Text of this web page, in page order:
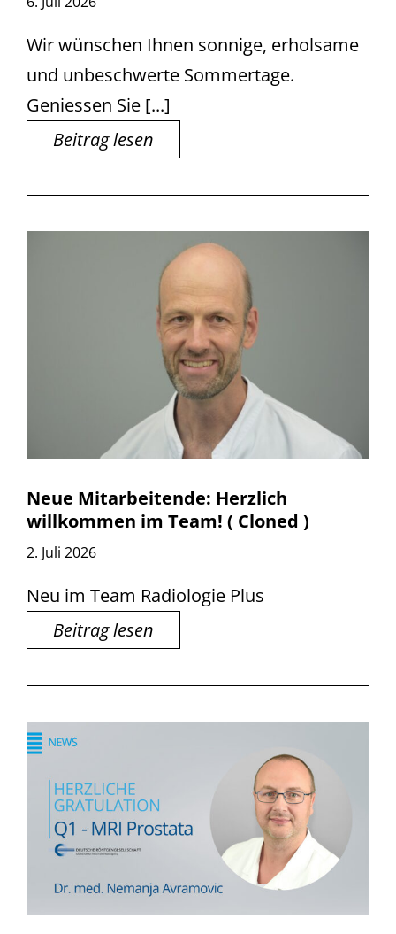
Wir wünschen Ihnen sonnige, erholsame
und unbeschwerte Sommertage.
Geniessen Sie [...]
Beitrag lesen
Neue Mitarbeitende: Herzlich
willkommen im Team! ( Cloned )
2. Juli 2026
Neu im Team Radiologie Plus
Beitrag lesen